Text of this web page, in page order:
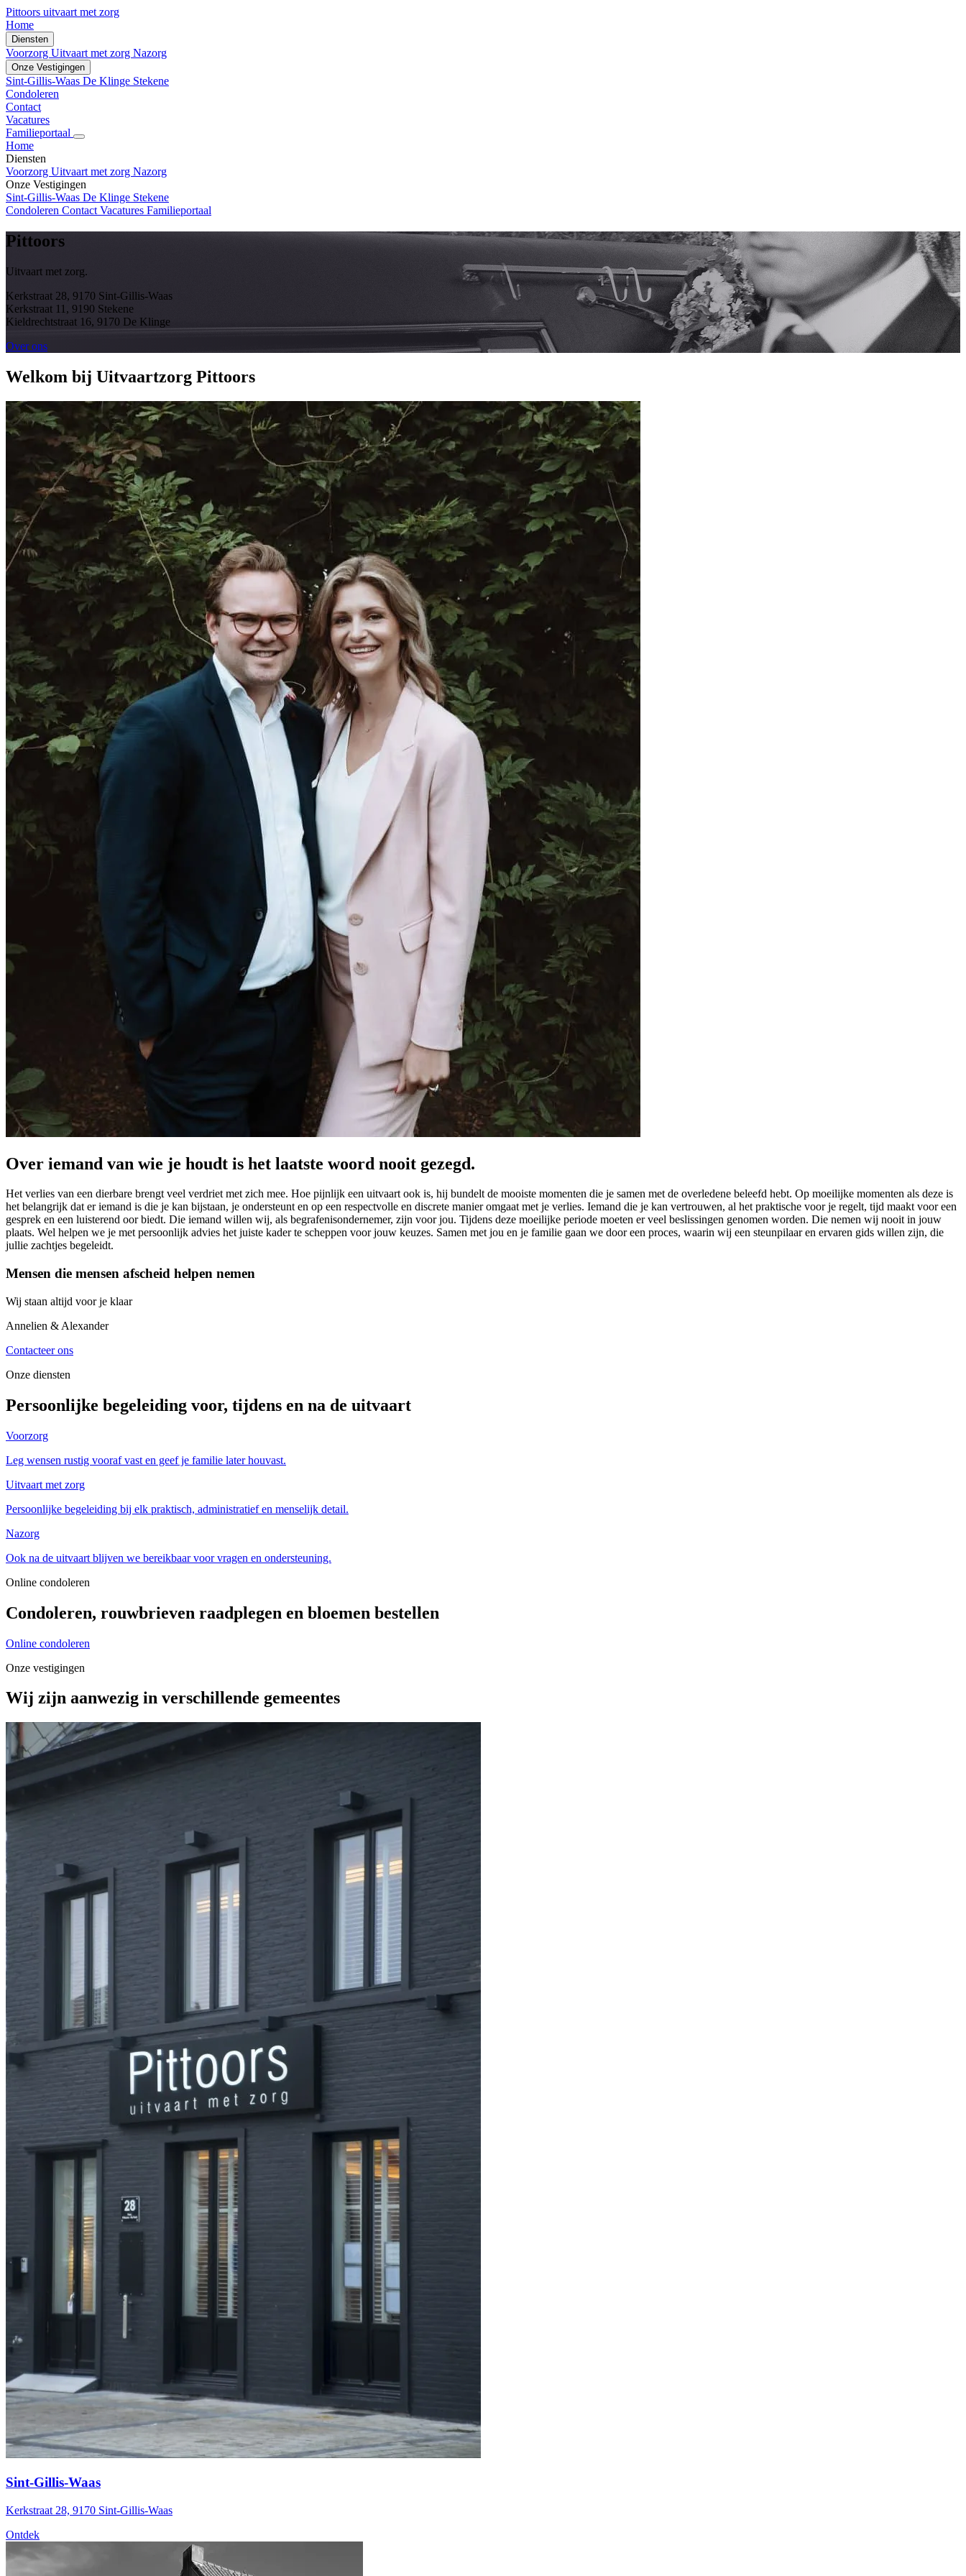
Pittoors uitvaart met zorg
Home
Diensten
Voorzorg Uitvaart met zorg Nazorg
Onze Vestigingen
Sint-Gillis-Waas De Klinge Stekene
Condoleren
Contact
Vacatures
Familieportaal
Home
Diensten
Voorzorg Uitvaart met zorg Nazorg
Onze Vestigingen
Sint-Gillis-Waas De Klinge Stekene
Condoleren Contact Vacatures Familieportaal
Pittoors
Uitvaart met zorg.
Kerkstraat 28, 9170 Sint-Gillis-Waas
Kerkstraat 11, 9190 Stekene
Kieldrechtstraat 16, 9170 De Klinge
Over ons
Welkom bij Uitvaartzorg Pittoors
Over iemand van wie je houdt is het laatste woord nooit gezegd.
Het verlies van een dierbare brengt veel verdriet met zich mee. Hoe pijnlijk een uitvaart ook is, hij bundelt de mooiste momenten die je samen met de overledene beleefd hebt. Op moeilijke momenten als deze is
het belangrijk dat er iemand is die je kan bijstaan, je ondersteunt en op een respectvolle en discrete manier omgaat met je verlies. Iemand die je kan vertrouwen, al het praktische voor je regelt, tijd maakt voor een
gesprek en een luisterend oor biedt. Die iemand willen wij, als begrafenisondernemer, zijn voor jou. Tijdens deze moeilijke periode moeten er veel beslissingen genomen worden. Die nemen wij nooit in jouw
plaats. Wel helpen we je met persoonlijk advies het juiste kader te scheppen voor jouw keuzes. Samen met jou en je familie gaan we door een proces, waarin wij een steunpilaar en ervaren gids willen zijn, die
jullie zachtjes begeleidt.
Mensen die mensen afscheid helpen nemen
Wij staan altijd voor je klaar
Annelien & Alexander
Contacteer ons
Onze diensten
Persoonlijke begeleiding voor, tijdens en na de uitvaart
Voorzorg
Leg wensen rustig vooraf vast en geef je familie later houvast.
Uitvaart met zorg
Persoonlijke begeleiding bij elk praktisch, administratief en menselijk detail.
Nazorg
Ook na de uitvaart blijven we bereikbaar voor vragen en ondersteuning.
Online condoleren
Condoleren, rouwbrieven raadplegen en bloemen bestellen
Online condoleren
Onze vestigingen
Wij zijn aanwezig in verschillende gemeentes
Sint-Gillis-Waas
Kerkstraat 28, 9170 Sint-Gillis-Waas
Ontdek